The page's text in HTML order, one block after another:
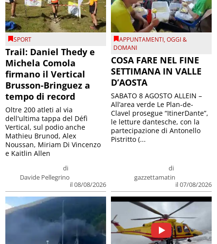
SPORT
Trail: Daniel Thedy e
Michela Comola
firmano il Vertical
Brusson-Bringuez a
tempo di record
di
Davide Pellegrino
il 08/08/2026
Oltre 200 atleti al via
dell'ultima tappa del Défì
Vertical, sul podio anche
Mathieu Brunod, Alex
Noussan, Miriam Di Vincenzo
e Kaitlin Allen
APPUNTAMENTI,OGGI &
DOMANI
COSA FARE NEL FINE
SETTIMANA IN VALLE
D’AOSTA
di
gazzettamatin
il 07/08/2026
SABATO 8 AGOSTO ALLEIN –
All’area verde Le Plan-de-
Clavel prosegue “ItinerDante”,
le letture dantesche, con la
partecipazione di Antonello
Pistritto (...